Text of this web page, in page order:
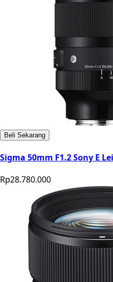
Beli Sekarang
Sigma 50mm F1.2 Sony E
Rp28.780.000